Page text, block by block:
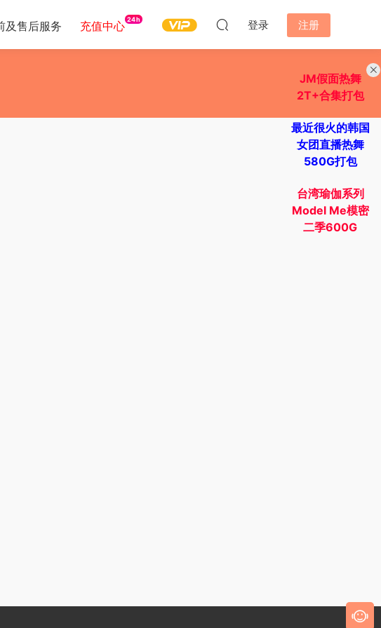
及售后服务 充值中心 24h 登录 注册
JM假面热舞
2T+合集打包
最近很火的韩国
女团直播热舞
580G打包
台湾瑜伽系列
Model Me模密
二季600G